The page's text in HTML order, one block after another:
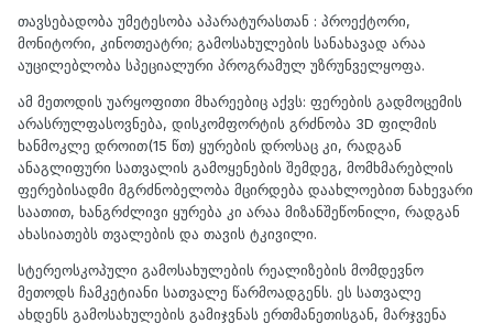
თავსებადობა უმეტესობა აპარატურასთან : პროექტორი,
მონიტორი, კინოთეატრი; გამოსახულების სანახავად არაა
აუცილებლობა სპეციალური პროგრამულ უზრუნველყოფა.
ამ მეთოდის უარყოფითი მხარეებიც აქვს: ფერების გადმოცემის
არასრულფასოვნება, დისკომფორტის გრძნობა 3D ფილმის
ხანმოკლე დროით(15 წთ) ყურების დროსაც კი, რადგან
ანაგლიფური სათვალის გამოყენების შემდეგ, მომხმარებლის
ფერებისადმი მგრძნობელობა მცირდება დაახლოებით ნახევარი
საათით, ხანგრძლივი ყურება კი არაა მიზანშეწონილი, რადგან
ახასიათებს თვალების და თავის ტკივილი.
სტერეოსკოპული გამოსახულების რეალიზების მომდევნო
მეთოდს ჩამკეტიანი სათვალე წარმოადგენს. ეს სათვალე
ახდენს გამოსახულების გამიჯვნას ერთმანეთისგან, მარჯვენა